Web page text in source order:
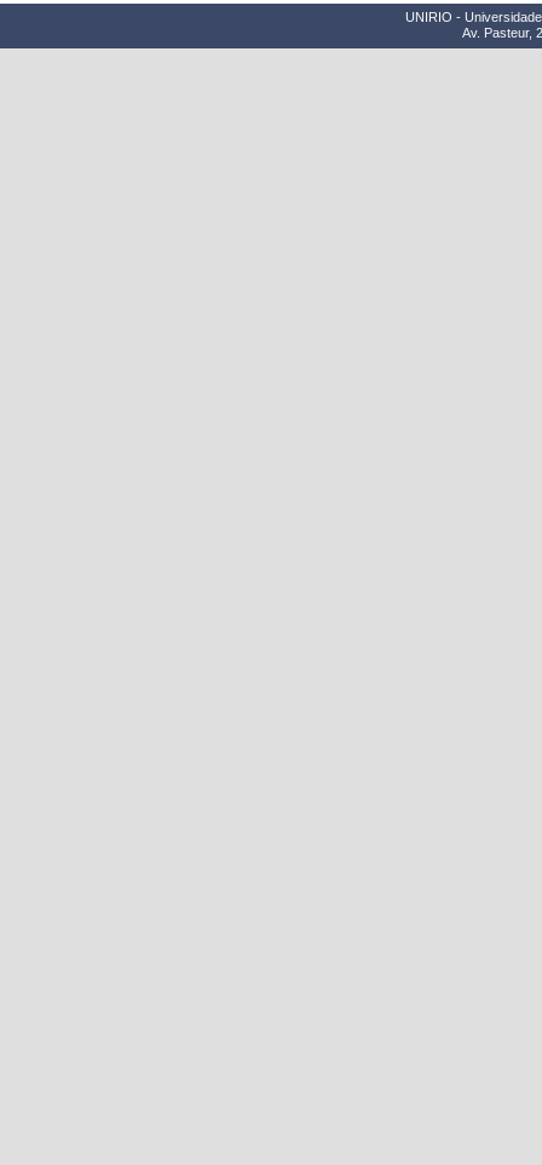
UNIRIO -
Av. Pasteur,